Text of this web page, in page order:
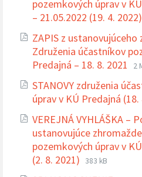
pozemkových úprav v
– 21.05.2022 (19. 4. 2022)
ZAPIS z ustanovujúceho
Združenia účastníkov
Predajná – 18. 8. 2021
2
STANOVY združenia
úprav v KÚ Predajná (18.
VEREJNÁ VYHLÁŠKA –
ustanovujúce
pozemkových úprav v
(2. 8. 2021) Prípona
Veľkosť
383 kB